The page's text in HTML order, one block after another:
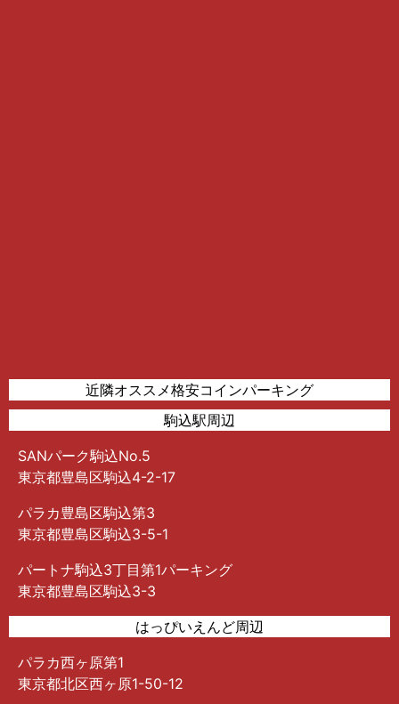
近隣オススメ格安コインパーキング
駒込駅周辺
SANパーク駒込No.5
東京都豊島区駒込4-2-17
パラカ豊島区駒込第3
東京都豊島区駒込3-5-1
パートナ駒込3丁目第1パーキング
東京都豊島区駒込3-3
はっぴいえんど周辺
パラカ西ヶ原第1
東京都北区西ヶ原1-50-12